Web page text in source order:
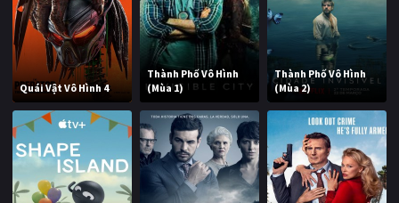
Quái Vật Vô Hình 4
Thành Phố Vô Hình
(Mùa 1)
Thành Phố Vô Hình
(Mùa 2)